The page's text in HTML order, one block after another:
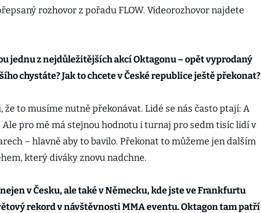
rozhovor z pořadu FLOW. Videorozhovor najdete
jednu z nejdůležitějších akcí Oktagonu – opět vyprodaný
chystáte? Jak to chcete v České republice ještě překonat?
že to musíme nutně překonávat. Lidé se nás často ptají: A
Ale pro mě má stejnou hodnotu i turnaj pro sedm tisíc lidí v
– hlavně aby to bavilo. Překonat to můžeme jen dalším
který diváky znovu nadchne.
v Česku, ale také v Německu, kde jste ve Frankfurtu
rekord v návštěvnosti MMA eventu. Oktagon tam patří